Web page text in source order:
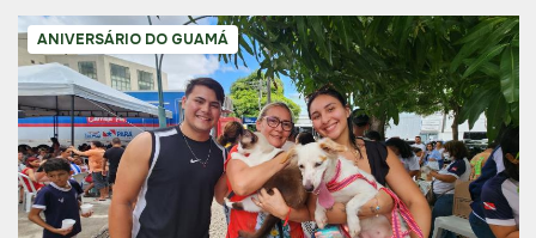
ANIVERSÁRIO DO GUAMÁ